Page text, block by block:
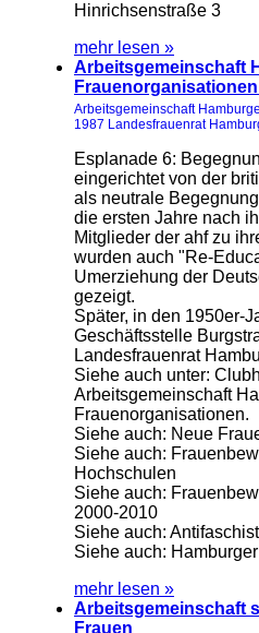
Hinrichsenstraße 3
mehr lesen »
Arbeitsgemeinschaft
Arbeitsgemeinschaft
1987 Landesfrauenrat
Esplanade 6:
eingerichtet von der
als neutrale
die ersten Jahre nach
Mitglieder der ahf zu
wurden auch "Re-
Umerziehung der
gezeigt.
Später, in den 1950er-
Geschäftsstelle
Landesfrauenrat
Siehe auch unter:
Arbeitsgemeinschaft
Frauenorganisationen.
Siehe auch: Neue
Siehe auch:
Hochschulen
Siehe auch:
2000-2010
Siehe auch:
Siehe auch:
mehr lesen »
Arbeitsgemeinschaft
Frauen